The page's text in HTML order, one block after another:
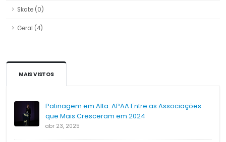
Skate (0)
Geral (4)
MAIS VISTOS
Patinagem em Alta: APAA Entre as Associações
que Mais Cresceram em 2024
abr 23, 2025